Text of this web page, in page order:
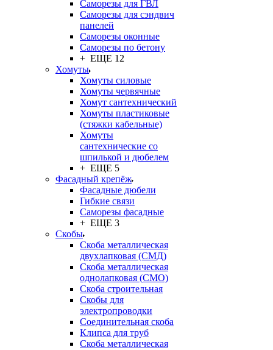
Саморезы для ГВЛ
Саморезы для сэндвич
панелей
Саморезы оконные
Саморезы по бетону
+ ЕЩЕ 12
Хомуты
Хомуты силовые
Хомуты червячные
Хомут сантехнический
Хомуты пластиковые
(стяжки кабельные)
Хомуты
сантехнические со
шпилькой и дюбелем
+ ЕЩЕ 5
Фасадный крепёж
Фасадные дюбели
Гибкие связи
Саморезы фасадные
+ ЕЩЕ 3
Скобы
Скоба металлическая
двухлапковая (СМД)
Скоба металлическая
однолапковая (СМО)
Скоба строительная
Скобы для
электропроводки
Соединительная скоба
Клипса для труб
Скоба металлическая